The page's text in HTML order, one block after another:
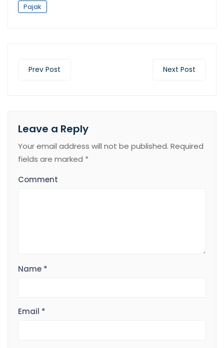
Pajak
Prev Post Next Post
Leave a Reply
Your email address will not be published. Required
fields are marked *
Comment
Name *
Email *